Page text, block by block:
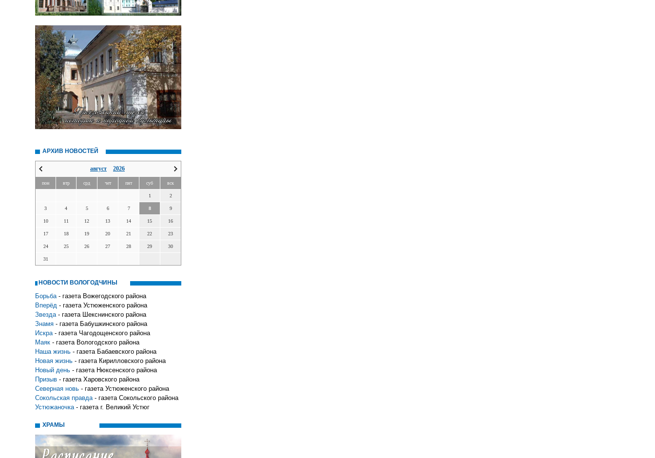
АРХИВ НОВОСТЕЙ
август 2026
пон втр срд чет пят суб вск
1 2
3 4 5 6 7 8 9
10 11 12 13 14 15 16
17 18 19 20 21 22 23
24 25 26 27 28 29 30
31
НОВОСТИ ВОЛОГОДЧИНЫ
Борьба - газета Вожегодского района
Вперёд - газета Устюженского района
Звезда - газета Шекснинского района
Знамя - газета Бабушкинского района
Искра - газета Чагодощенского района
Маяк - газета Вологодского района
Наша жизнь - газета Бабаевского района
Новая жизнь - газета Кирилловского района
Новый день - газета Нюксенского района
Призыв - газета Харовского района
Северная новь - газета Устюженского района
Сокольская правда - газета Сокольского района
Устюжаночка - газета г. Великий Устюг
ХРАМЫ